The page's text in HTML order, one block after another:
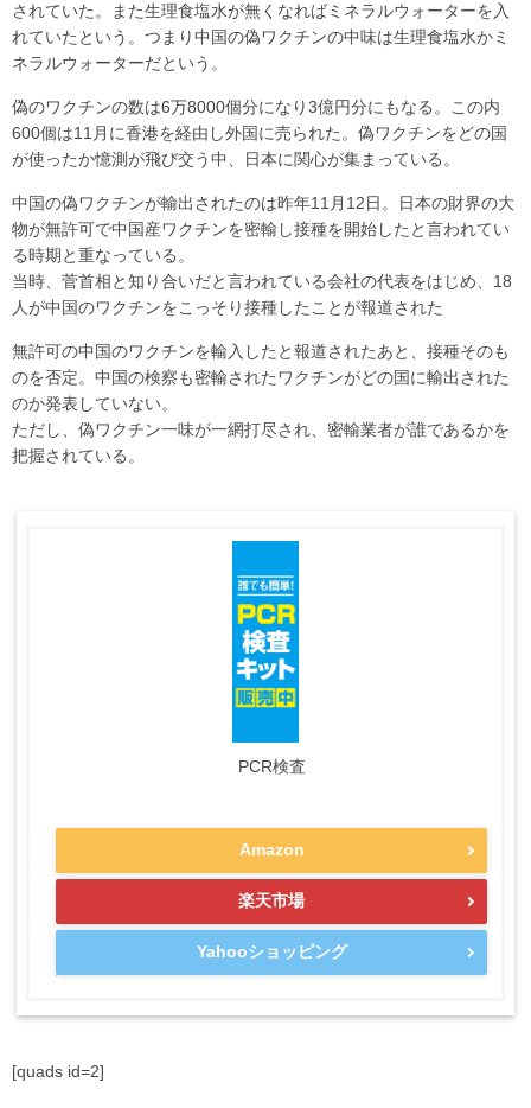
されていた。また生理食塩水が無くなればミネラルウォーターを入
れていたという。つまり中国の偽ワクチンの中味は生理食塩水かミ
ネラルウォーターだという。
偽のワクチンの数は6万8000個分になり3億円分にもなる。この内
600個は11月に香港を経由し外国に売られた。偽ワクチンをどの国
が使ったか憶測が飛び交う中、日本に関心が集まっている。
中国の偽ワクチンが輸出されたのは昨年11月12日。日本の財界の大
物が無許可で中国産ワクチンを密輸し接種を開始したと言われてい
る時期と重なっている。
当時、菅首相と知り合いだと言われている会社の代表をはじめ、18
人が中国のワクチンをこっそり接種したことが報道された
無許可の中国のワクチンを輸入したと報道されたあと、接種そのも
のを否定。中国の検察も密輸されたワクチンがどの国に輸出された
のか発表していない。
ただし、偽ワクチン一味が一網打尽され、密輸業者が誰であるかを
把握されている。
PCR検査
Amazon
楽天市場
Yahooショッピング
[quads id=2]